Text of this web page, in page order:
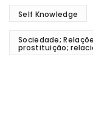
Self Knowledge
Sociedade;
prostituição;